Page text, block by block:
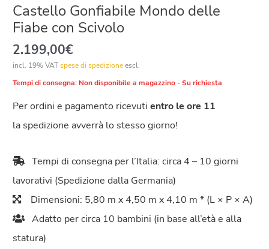
Castello Gonfiabile Mondo delle
Fiabe con Scivolo
2.199,00€
incl. 19% VATspese di spedizioneescl.
Tempi di consegna: Non disponibile a magazzino - Su richiesta
Per ordini e pagamento ricevutientro le ore 11
la spedizione avverrà lo stesso giorno!
Tempi di consegna per l’Italia: circa 4 – 10 giorni
lavorativi (Spedizione dalla Germania)
Dimensioni: 5,80 m x 4,50 m x 4,10 m * (L × P × A)
Adatto per circa 10 bambini (in base all’età e alla
statura)